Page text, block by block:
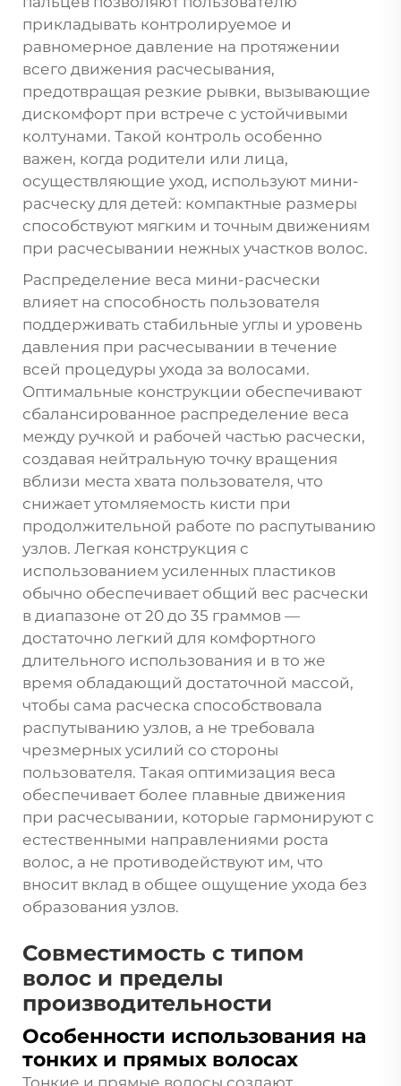
прикладывать контролируемое и
равномерное давление на протяжении
всего движения расчесывания,
предотвращая резкие рывки, вызывающие
дискомфорт при встрече с устойчивыми
колтунами. Такой контроль особенно
важен, когда родители или лица,
осуществляющие уход, используют мини-
расческу для детей: компактные размеры
способствуют мягким и точным движениям
при расчесывании нежных участков волос.
Распределение веса мини-расчески
влияет на способность пользователя
поддерживать стабильные углы и уровень
давления при расчесывании в течение
всей процедуры ухода за волосами.
Оптимальные конструкции обеспечивают
сбалансированное распределение веса
между ручкой и рабочей частью расчески,
создавая нейтральную точку вращения
вблизи места хвата пользователя, что
снижает утомляемость кисти при
продолжительной работе по распутыванию
узлов. Легкая конструкция с
использованием усиленных пластиков
обычно обеспечивает общий вес расчески
в диапазоне от 20 до 35 граммов —
достаточно легкий для комфортного
длительного использования и в то же
время обладающий достаточной массой,
чтобы сама расческа способствовала
распутыванию узлов, а не требовала
чрезмерных усилий со стороны
пользователя. Такая оптимизация веса
обеспечивает более плавные движения
при расчесывании, которые гармонируют с
естественными направлениями роста
волос, а не противодействуют им, что
вносит вклад в общее ощущение ухода без
образования узлов.
Совместимость с типом
волос и пределы
производительности
Особенности использования на
тонких и прямых волосах
Тонкие и прямые волосы создают